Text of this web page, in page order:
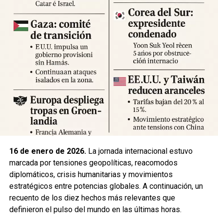
Expertos advierten sobre la posibilidad de réplicas
significativas y llaman a mantener la calma y preparar
suministros básicos. Las autoridades locales han
habilitado centros de atención para damnificados y piden a
la ciudadanía priorizar la seguridad y la cooperación con
los equipos de respuesta.
Fuente: 5to Poder Agencia de Noticias
16 de enero de 2026.La jornada internacional estuvo
marcada por tensiones geopolíticas, reacomodos
diplomáticos, crisis humanitarias y movimientos
estratégicos entre potencias globales. A continuación, un
recuento de los diez hechos más relevantes que
definieron el pulso del mundo en las últimas horas.